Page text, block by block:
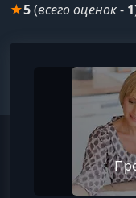
★5(всего оценок- 1